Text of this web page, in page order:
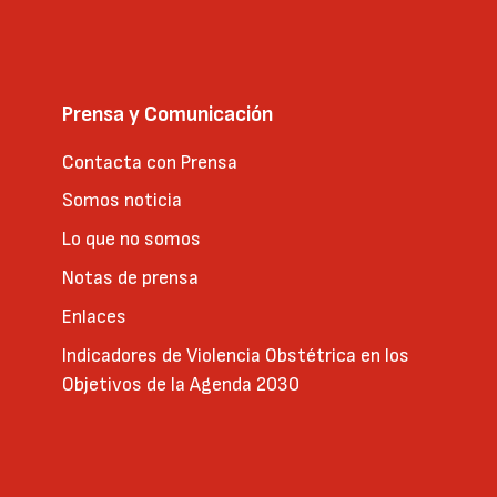
Prensa y Comunicación
Contacta con Prensa
Somos noticia
Lo que no somos
Notas de prensa
Enlaces
Indicadores de Violencia Obstétrica en los
Objetivos de la Agenda 2030